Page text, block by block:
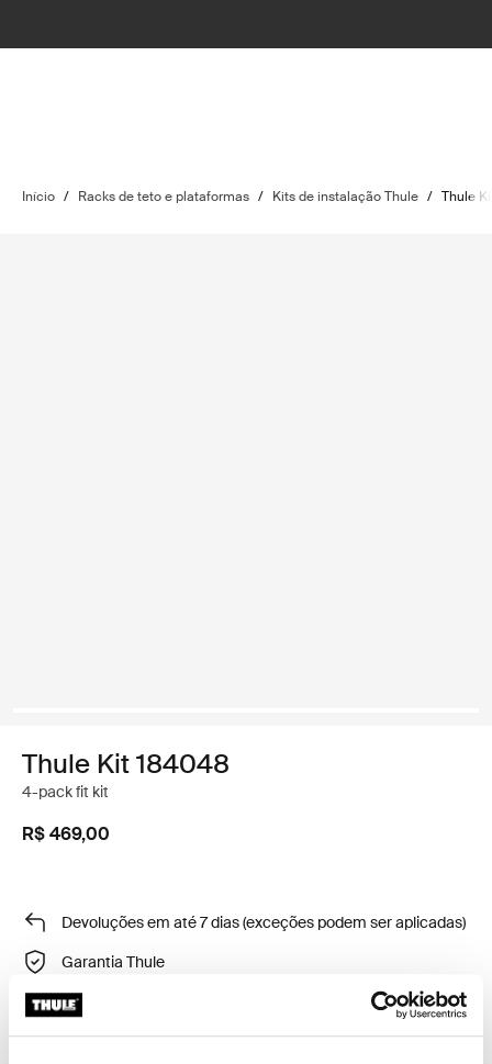
Início / Racks de teto e plataformas / Kits de instalação Thule / Thule
Thule Kit 184048
4-pack fit kit
R$ 469,00
Devoluções em até 7 dias (exceções podem ser aplicadas)
Garantia Thule
Encontrar na loja